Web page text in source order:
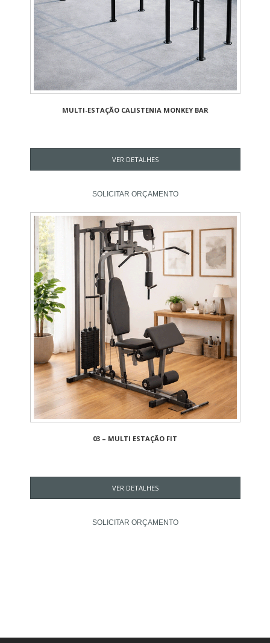
MULTI-ESTAÇÃO CALISTENIA MONKEY BAR
VER DETALHES
SOLICITAR ORÇAMENTO
03 – MULTI ESTAÇÃO FIT
VER DETALHES
SOLICITAR ORÇAMENTO